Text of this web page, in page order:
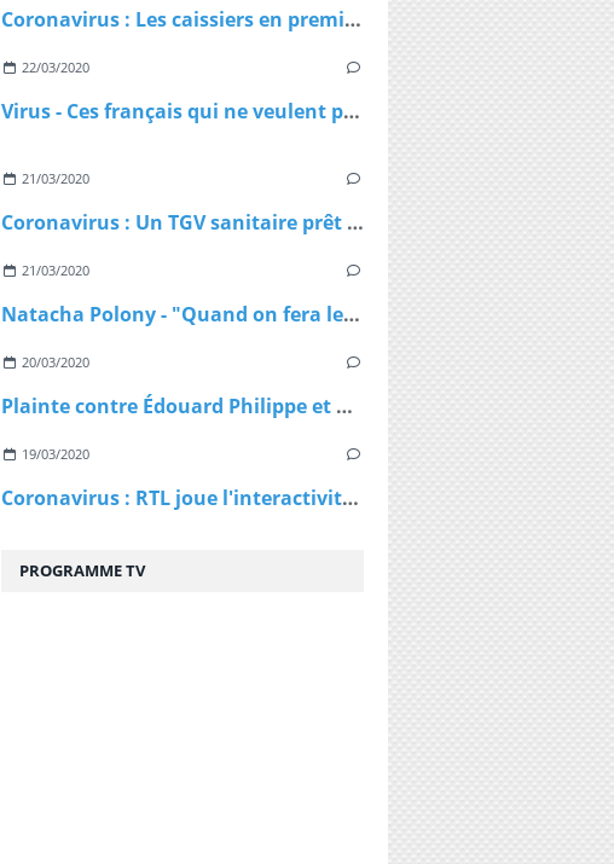
Coronavirus : Les caissiers en première ligne et peu protégés
22/03/2020
Virus - Ces français qui ne veulent pas rester chez eux et qui ne comprennent pas les ordres des policiers
21/03/2020
Coronavirus : Un TGV sanitaire prêt à transporter les malades en cas de besoin
21/03/2020
Natacha Polony - "Quand on fera le bilan du Covid-19, il faudra voir qui a eu des responsabilités"
20/03/2020
Plainte contre Édouard Philippe et Agnès Buzyn : "On nous a menti depuis le début"
19/03/2020
Coronavirus : RTL joue l'interactivité et lance des podcasts
PROGRAMME TV